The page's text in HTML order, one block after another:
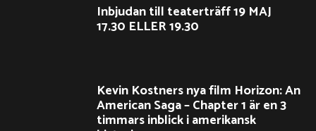
Inbjudan till teaterträff 19 MAJ
17.30 ELLER 19.30
Kevin Kostners nya film Horizon: An
American Saga – Chapter 1 är en 3
timmars inblick i amerikansk